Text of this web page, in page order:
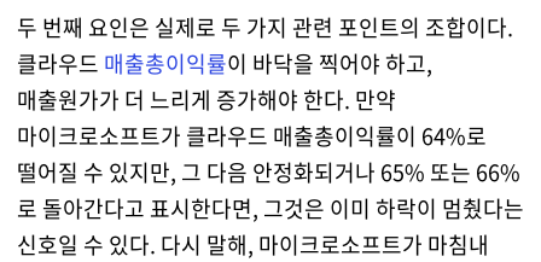
두 번째 요인은 실제로 두 가지 관련 포인트의 조합이다.
클라우드 매출총이익률이 바닥을 찍어야 하고,
매출원가가 더 느리게 증가해야 한다. 만약
마이크로소프트가 클라우드 매출총이익률이 64%로
떨어질 수 있지만, 그 다음 안정화되거나 65% 또는 66%
로 돌아간다고 표시한다면, 그것은 이미 하락이 멈췄다는
신호일 수 있다. 다시 말해, 마이크로소프트가 마침내